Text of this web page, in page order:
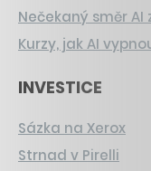
Nečekaný směr AI
Kurzy, jak AI
INVESTICE
Sázka na Xerox
Strnad v Pirelli